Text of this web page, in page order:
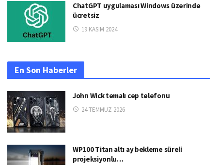
ChatGPT uygulaması Windows üzerinde
ücretsiz
19 KASIM 2024
En Son Haberler
John Wick temalı cep telefonu
24 TEMMUZ 2026
WP100 Titan altı ay bekleme süreli
projeksiyonlu…